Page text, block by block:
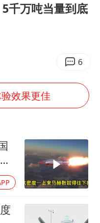
面袭击贯穿浙江
视频丨中国东方电气集团原党组副书记、董事宋致远被查
胎很难一碗水端平
戏短剧已下架
的情书》售后来了
人民的健康、体质、幸福一脉相承
千万吨当量到底
6
效果更佳